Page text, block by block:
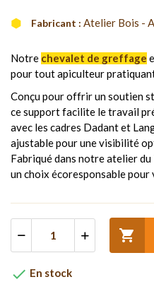
Fabricant : Atelier Bois -
Notre chevalet de greffage
pour tout apiculteur
Conçu pour offrir un soutien
ce support facilite le travail
avec les cadres Dadant et
ajustable pour une visibilité
Fabriqué dans notre atelier du
un choix écoresponsable

 En stock